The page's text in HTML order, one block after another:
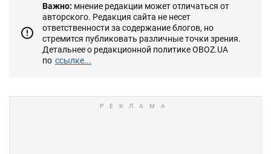
Важно: мнение редакции может отличаться от
авторского. Редакция сайта не несет
ответственности за содержание блогов, но
стремится публиковать различные точки зрения.
Детальнее о редакционной политике OBOZ.UA
по ссылке...